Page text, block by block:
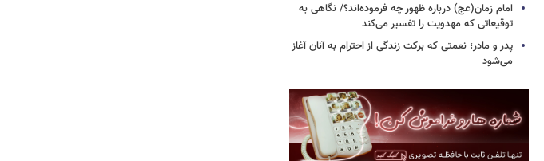
امام زمان(عج) درباره ظهور چه فرموده‌اند؟/ نگاهی به
توقیعاتی که مهدویت را تفسیر می‌کند
پدر و مادر؛ نعمتی که برکت زندگی از احترام به آنان آغاز
می‌شود